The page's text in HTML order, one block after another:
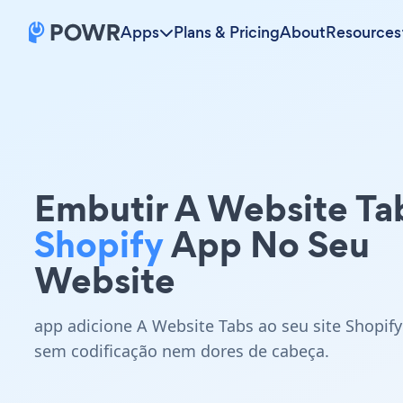
Apps Plans & PricingAboutResources
Embutir A Website
ShopifyApp No Seu
Website
app adicione A Website Tabs ao seu site Shopify
sem codificação nem dores de cabeça.